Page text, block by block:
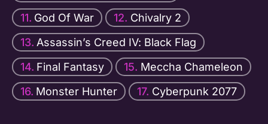
God Of War
Chivalry 2
Assassin’s Creed IV: Black Flag
Final Fantasy
Meccha Chameleon
Monster Hunter
Cyberpunk 2077